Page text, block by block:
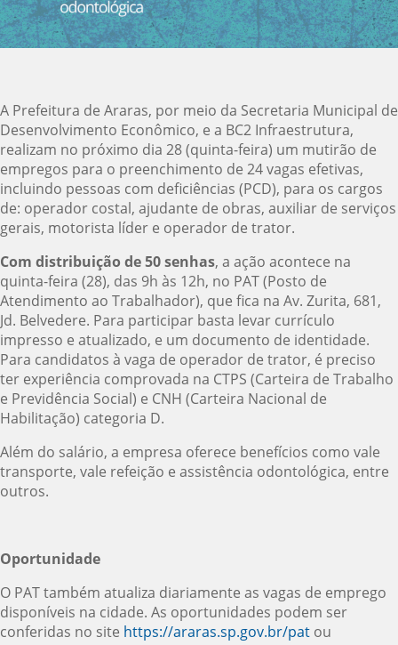
A Prefeitura de Araras, por meio da Secretaria Municipal de
Desenvolvimento Econômico, e a BC2 Infraestrutura,
realizam no próximo dia 28 (quinta-feira) um mutirão de
empregos para o preenchimento de 24 vagas efetivas,
incluindo pessoas com deficiências (PCD), para os cargos
de: operador costal, ajudante de obras, auxiliar de serviços
gerais, motorista líder e operador de trator.
Com distribuição de 50 senhas, a ação acontece na
quinta-feira (28), das 9h às 12h, no PAT (Posto de
Atendimento ao Trabalhador), que fica na Av. Zurita, 681,
Jd. Belvedere. Para participar basta levar currículo
impresso e atualizado, e um documento de identidade.
Para candidatos à vaga de operador de trator, é preciso
ter experiência comprovada na CTPS (Carteira de Trabalho
e Previdência Social) e CNH (Carteira Nacional de
Habilitação) categoria D.
Além do salário, a empresa oferece benefícios como vale
transporte, vale refeição e assistência odontológica, entre
outros.
Oportunidade
O PAT também atualiza diariamente as vagas de emprego
disponíveis na cidade. As oportunidades podem ser
conferidas no site https://araras.sp.gov.br/pat ou